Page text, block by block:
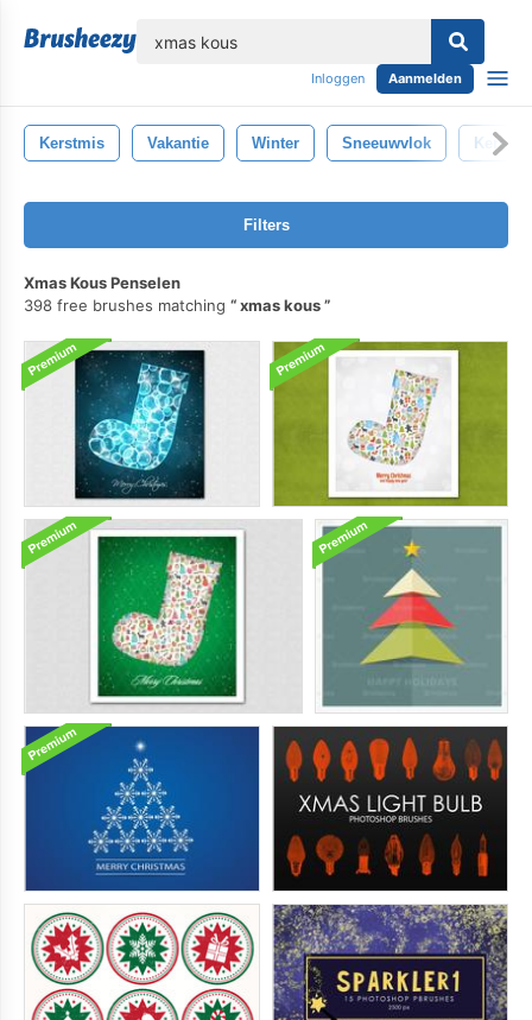
Inloggen Aanmelden
Kerstmis Vakantie Winter Sneeuwvlok
Filters
Xmas Kous Penselen
398 free brushes matching
xmas kous